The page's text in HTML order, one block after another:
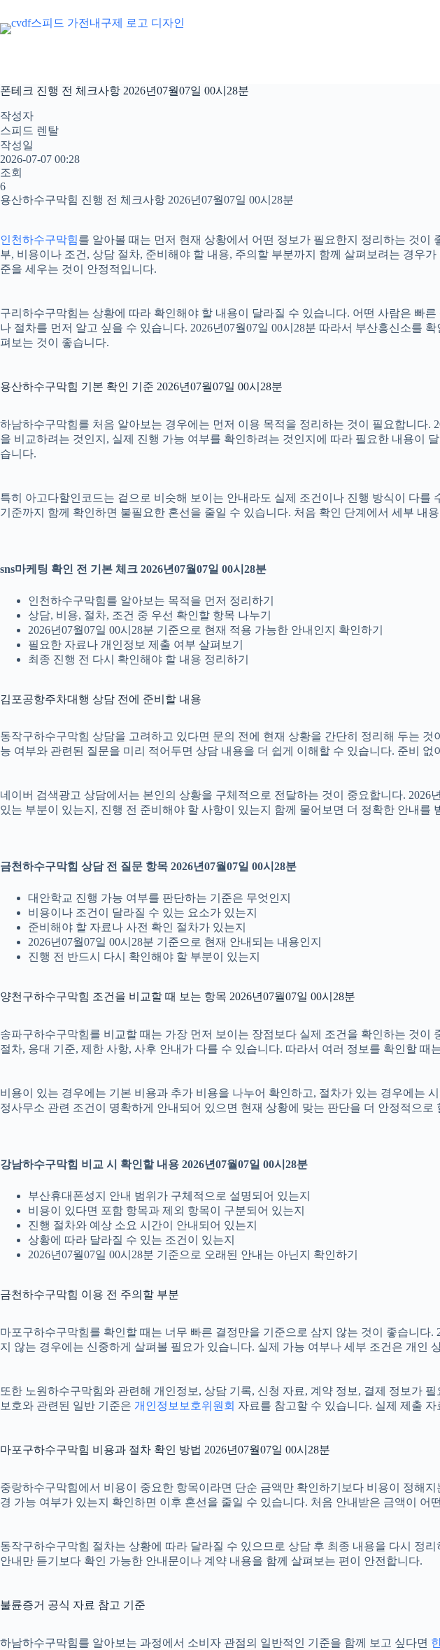
문
으
뛰
기
폰테크 진행 전 체크사항 2026년07월07일 00시28분
작성자
스피드 렌탈
작성일
2026-07-07 00:28
조회
6
용산하수구막힘 진행 전 체크사항 2026년07월07일 00시28분
인천하수구막힘를 알아볼 때는 먼저 현재 상황에서 어떤 정보가 필요한지 정리하는 것이
부, 비용이나 조건, 상담 절차, 준비해야 할 내용, 주의할 부분까지 함께 살펴보려는 경우
준을 세우는 것이 안정적입니다.
구리하수구막힘는 상황에 따라 확인해야 할 내용이 달라질 수 있습니다. 어떤 사람은 빠
나 절차를 먼저 알고 싶을 수 있습니다. 2026년07월07일 00시28분 따라서 부산흥신소를
펴보는 것이 좋습니다.
용산하수구막힘 기본 확인 기준 2026년07월07일 00시28분
하남하수구막힘를 처음 알아보는 경우에는 먼저 이용 목적을 정리하는 것이 필요합니다.
을 비교하려는 것인지, 실제 진행 가능 여부를 확인하려는 것인지에 따라 필요한 내용이
습니다.
특히 아고다할인코드는 겉으로 비슷해 보이는 안내라도 실제 조건이나 진행 방식이 다를
기준까지 함께 확인하면 불필요한 혼선을 줄일 수 있습니다. 처음 확인 단계에서 세부 내
sns마케팅 확인 전 기본 체크 2026년07월07일 00시28분
인천하수구막힘를 알아보는 목적을 먼저 정리하기
상담, 비용, 절차, 조건 중 우선 확인할 항목 나누기
2026년07월07일 00시28분 기준으로 현재 적용 가능한 안내인지 확인하기
필요한 자료나 개인정보 제출 여부 살펴보기
최종 진행 전 다시 확인해야 할 내용 정리하기
김포공항주차대행 상담 전에 준비할 내용
동작구하수구막힘 상담을 고려하고 있다면 문의 전에 현재 상황을 간단히 정리해 두는
능 여부와 관련된 질문을 미리 적어두면 상담 내용을 더 쉽게 이해할 수 있습니다. 준비
네이버 검색광고 상담에서는 본인의 상황을 구체적으로 전달하는 것이 중요합니다.
있는 부분이 있는지, 진행 전 준비해야 할 사항이 있는지 함께 물어보면 더 정확한 안내를
금천하수구막힘 상담 전 질문 항목 2026년07월07일 00시28분
대안학교 진행 가능 여부를 판단하는 기준은 무엇인지
비용이나 조건이 달라질 수 있는 요소가 있는지
준비해야 할 자료나 사전 확인 절차가 있는지
2026년07월07일 00시28분 기준으로 현재 안내되는 내용인지
진행 전 반드시 다시 확인해야 할 부분이 있는지
양천구하수구막힘 조건을 비교할 때 보는 항목 2026년07월07일 00시28분
송파구하수구막힘를 비교할 때는 가장 먼저 보이는 장점보다 실제 조건을 확인하는 것이
절차, 응대 기준, 제한 사항, 사후 안내가 다를 수 있습니다. 따라서 여러 정보를 확인할
비용이 있는 경우에는 기본 비용과 추가 비용을 나누어 확인하고, 절차가 있는 경우에는
정사무소 관련 조건이 명확하게 안내되어 있으면 현재 상황에 맞는 판단을 더 안정적으로
강남하수구막힘 비교 시 확인할 내용 2026년07월07일 00시28분
부산휴대폰성지 안내 범위가 구체적으로 설명되어 있는지
비용이 있다면 포함 항목과 제외 항목이 구분되어 있는지
진행 절차와 예상 소요 시간이 안내되어 있는지
상황에 따라 달라질 수 있는 조건이 있는지
2026년07월07일 00시28분 기준으로 오래된 안내는 아닌지 확인하기
금천하수구막힘 이용 전 주의할 부분
마포구하수구막힘를 확인할 때는 너무 빠른 결정만을 기준으로 삼지 않는 것이 좋습니다
지 않는 경우에는 신중하게 살펴볼 필요가 있습니다. 실제 가능 여부나 세부 조건은 개인
또한 노원하수구막힘와 관련해 개인정보, 상담 기록, 신청 자료, 계약 정보, 결제 정보가
보호와 관련된 일반 기준은 개인정보보호위원회 자료를 참고할 수 있습니다. 실제 제출
마포구하수구막힘 비용과 절차 확인 방법 2026년07월07일 00시28분
중랑하수구막힘에서 비용이 중요한 항목이라면 단순 금액만 확인하기보다 비용이 정해
경 가능 여부가 있는지 확인하면 이후 혼선을 줄일 수 있습니다. 처음 안내받은 금액이 어
동작구하수구막힘 절차는 상황에 따라 달라질 수 있으므로 상담 후 최종 내용을 다시 정
안내만 듣기보다 확인 가능한 안내문이나 계약 내용을 함께 살펴보는 편이 안전합니다.
불륜증거 공식 자료 참고 기준
하남하수구막힘를 알아보는 과정에서 소비자 관점의 일반적인 기준을 함께 보고 싶다면